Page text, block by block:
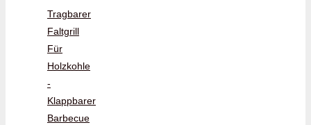
Tragbarer
Faltgrill
Für
Holzkohle
-
Klappbarer
Barbecue